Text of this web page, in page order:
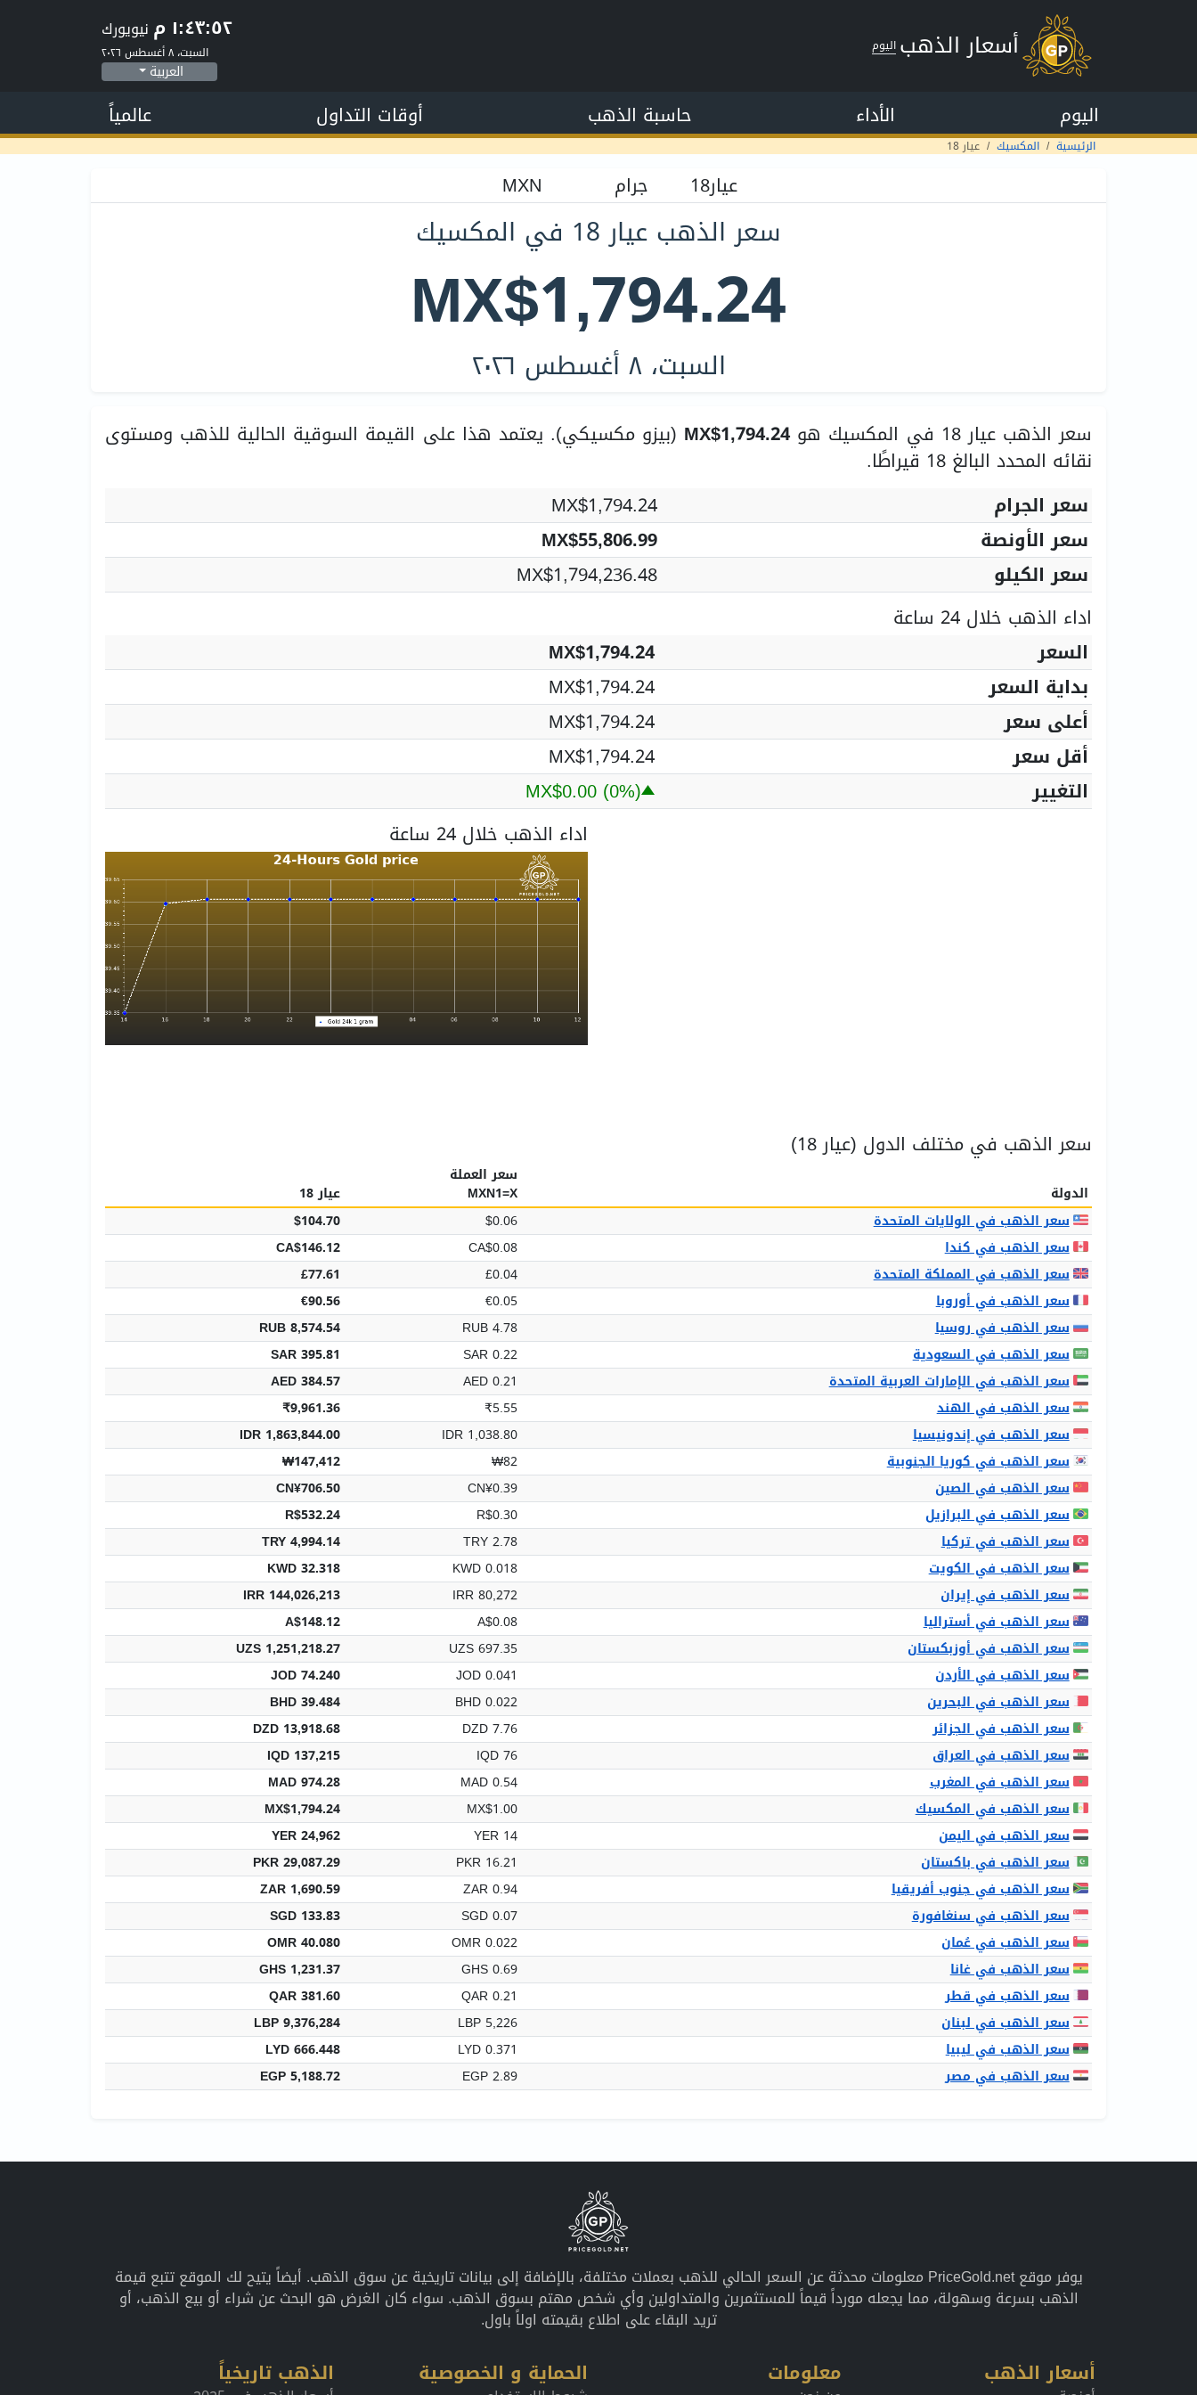
أسعار الذهب اليوم
١:٤٣:٥٣ م نيويورك
السبت، ٨ أغسطس ٢٠٢٦
العربية
اليوم الأداء حاسبة الذهب أوقات التداول عالمياً
الرئيسية المكسيك عيار 18
سعر الذهب عيار 18 في المكسيك
MX$1,794.24
السبت، ٨ أغسطس ٢٠٢٦
سعر الذهب عيار 18 في المكسيك هو MX$1,794.24 (بيزو مكسيكي). يعتمد هذا على القيمة السوقية الحالية للذهب ومستوى
نقائه المحدد البالغ 18 قيراطًا.
سعر الجرام
MX$1,794.24
سعر الأونصة
MX$55,806.99
سعر الكيلو
MX$1,794,236.48
اداء الذهب خلال 24 ساعة
السعر
MX$1,794.24
بداية السعر
MX$1,794.24
أعلى سعر
MX$1,794.24
أقل سعر
MX$1,794.24
التغيير
MX$0.00 (0%)
اداء الذهب خلال 24 ساعة
سعر الذهب في مختلف الدول (عيار 18)
الدولة
سعر العملة
MXN1=X
عيار 18
سعر الذهب في الولايات المتحدة
$0.06
$104.70
سعر الذهب في كندا
CA$0.08
CA$146.12
سعر الذهب في المملكة المتحدة
£0.04
£77.61
سعر الذهب في أوروبا
€0.05
€90.56
سعر الذهب في روسيا
RUB 4.78
RUB 8,574.54
سعر الذهب في السعودية
SAR 0.22
SAR 395.81
سعر الذهب في الإمارات العربية المتحدة
AED 0.21
AED 384.57
سعر الذهب في الهند
₹5.55
₹9,961.36
سعر الذهب في إندونيسيا
IDR 1,038.80
IDR 1,863,844.00
سعر الذهب في كوريا الجنوبية
₩82
₩147,412
سعر الذهب في الصين
CN¥0.39
CN¥706.50
سعر الذهب في البرازيل
R$0.30
R$532.24
سعر الذهب في تركيا
TRY 2.78
TRY 4,994.14
سعر الذهب في الكويت
KWD 0.018
KWD 32.318
سعر الذهب في إيران
IRR 80,272
IRR 144,026,213
سعر الذهب في أستراليا
A$0.08
A$148.12
سعر الذهب في أوزبكستان
UZS 697.35
UZS 1,251,218.27
سعر الذهب في الأردن
JOD 0.041
JOD 74.240
سعر الذهب في البحرين
BHD 0.022
BHD 39.484
سعر الذهب في الجزائر
DZD 7.76
DZD 13,918.68
سعر الذهب في العراق
IQD 76
IQD 137,215
سعر الذهب في المغرب
MAD 0.54
MAD 974.28
سعر الذهب في المكسيك
MX$1.00
MX$1,794.24
سعر الذهب في اليمن
YER 14
YER 24,962
سعر الذهب في باكستان
PKR 16.21
PKR 29,087.29
سعر الذهب في جنوب أفريقيا
ZAR 0.94
ZAR 1,690.59
سعر الذهب في سنغافورة
SGD 0.07
SGD 133.83
سعر الذهب في عُمان
OMR 0.022
OMR 40.080
سعر الذهب في غانا
GHS 0.69
GHS 1,231.37
سعر الذهب في قطر
QAR 0.21
QAR 381.60
سعر الذهب في لبنان
LBP 5,226
LBP 9,376,284
سعر الذهب في ليبيا
LYD 0.371
LYD 666.448
سعر الذهب في مصر
EGP 2.89
EGP 5,188.72
يوفر موقع PriceGold.net معلومات محدثة عن السعر الحالي للذهب بعملات مختلفة، بالإضافة إلى بيانات تاريخية عن سوق الذهب. أيضاً يتيح لك الموقع تتبع قيمة
الذهب بسرعة وسهولة، مما يجعله مورداً قيماً للمستثمرين والمتداولين وأي شخص مهتم بسوق الذهب. سواء كان الغرض هو البحث عن شراء أو بيع الذهب، أو
تريد البقاء على اطلاع بقيمته اولاً باول.
أسعار الذهب معلومات الحماية و الخصوصية الذهب تاريخياً